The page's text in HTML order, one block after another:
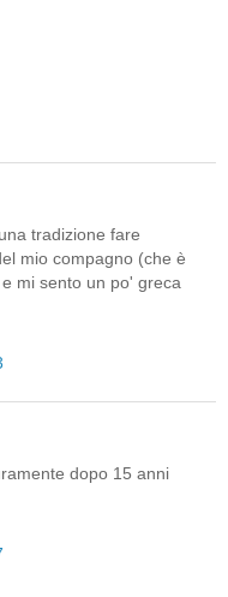
tradizione fare
mio compagno (che è
mi sento un po' greca
dopo 15 anni